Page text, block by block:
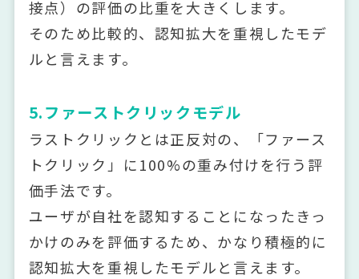
接点）の評価の比重を大きくします。
そのため比較的、認知拡大を重視したモデ
ルと言えます。
5.ファーストクリックモデル
ラストクリックとは正反対の、「ファース
トクリック」に100%の重み付けを行う評
価手法です。
ユーザが自社を認知することになったきっ
かけのみを評価するため、かなり積極的に
認知拡大を重視したモデルと言えます。